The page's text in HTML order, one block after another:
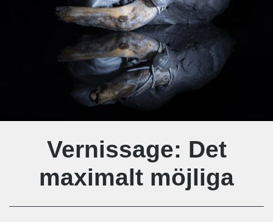
Vernissage: Det
maximalt möjliga